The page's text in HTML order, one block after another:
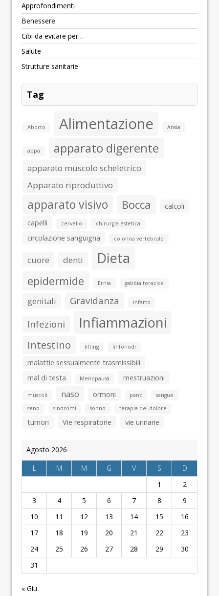
Approfondimenti
Benessere
Cibi da evitare per…
Salute
Strutture sanitarie
Tag
Aborto Alimentazione Ansia
appa apparato digerente
apparato muscolo scheletrico
Apparato riproduttivo
apparato visivo Bocca
calcoli
capelli
cervello chirurgia estetica
circolazione sanguigna colonna vertebrale
cuore denti Dieta
epidermide Ernia gabbia toracica
genitali Gravidanza infarto
Infezioni Infiammazioni
Intestino lifting linfonodi
malattie sessualmente trasmissibili
mal di testa
Menopausa mestruazioni
muscoli naso ormoni panc
sangue
seno
sindromi sonno terapia del dolore
tumori Vie respiratorie vie urinarie
Agosto 2026
L
M M G V S
D
1
2
3
4 5 6 7 8
9
10
11 12 13 14 15
16
17
18 19 20 21 22
23
24
25 26 27 28 29
30
31
« Giu